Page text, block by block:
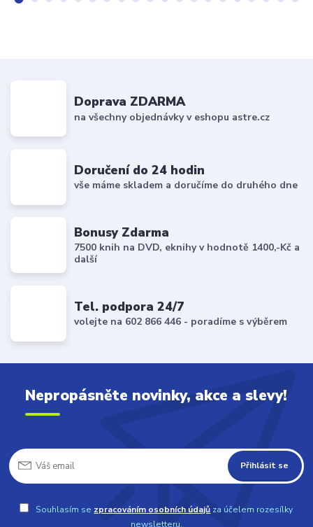
Doprava ZDARMA
na všechny objednávky v eshopu astre.cz
Doručení do 24 hodin
vše máme skladem a doručíme do druhého dne
Bonusy Zdarma
7500 knih na DVD, eknihy v hodnotě 1400,-Kč a
další
Tel. podpora 24/7
volejte na 602 866 446 - poradíme s výběrem
Nepropásněte novinky, akce a slevy!
Přihlásit se
Souhlasím se zpracováním osobních údajů za účelem rozesílky
newsletteru.